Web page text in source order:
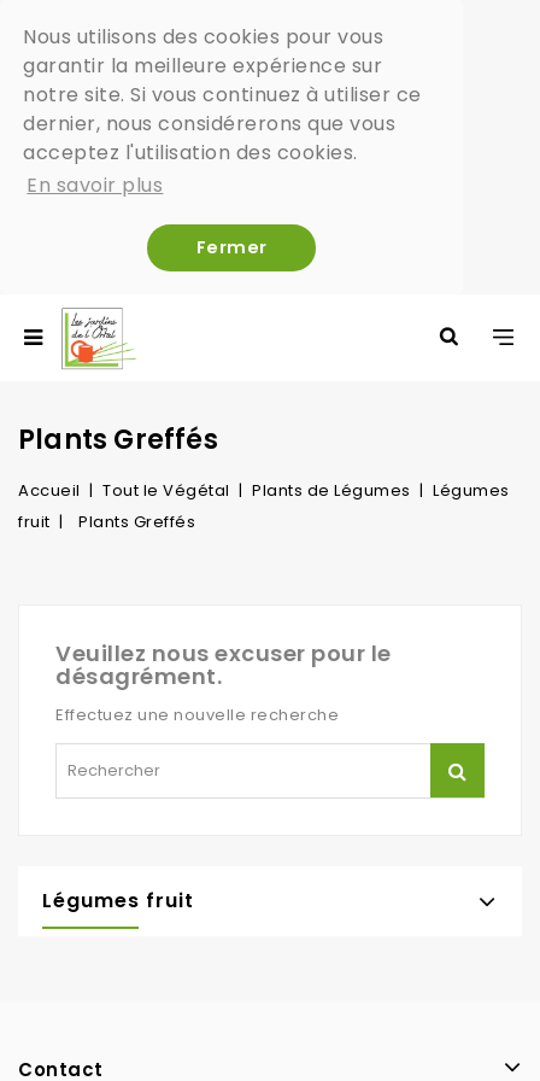
Nous utilisons des cookies pour vous
garantir la meilleure expérience sur
notre site. Si vous continuez à utiliser ce
dernier, nous considérerons que vous
acceptez l'utilisation des cookies.
En savoir plus
Fermer
Plants Greffés
Accueil Tout le Végétal Plants de Légumes
Légumes
fruit
Plants Greffés
Veuillez nous excuser pour le
désagrément.
Effectuez une nouvelle recherche
Légumes fruit
Contact